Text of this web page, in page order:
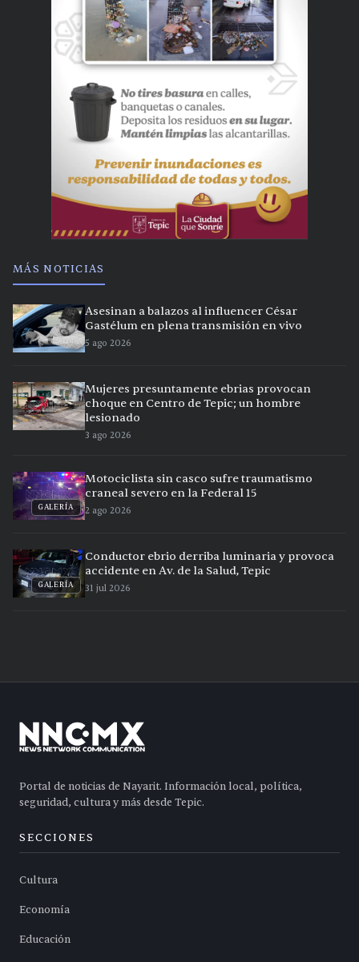
MÁS NOTICIAS
Asesinan a balazos al influencer César
Gastélum en plena transmisión en vivo
5 ago 2026
Mujeres presuntamente ebrias provocan
choque en Centro de Tepic; un hombre
lesionado
3 ago 2026
GALERÍA
Motociclista sin casco sufre traumatismo
craneal severo en la Federal 15
2 ago 2026
GALERÍA
Conductor ebrio derriba luminaria y provoca
accidente en Av. de la Salud, Tepic
31 jul 2026
Portal de noticias de Nayarit. Información local, política,
seguridad, cultura y más desde Tepic.
SECCIONES
Cultura
Economía
Educación